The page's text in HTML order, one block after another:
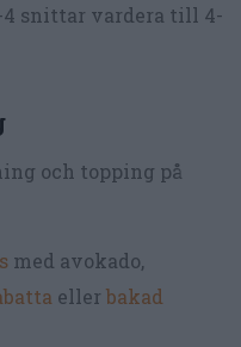
snittar vardera till 4-
och topping på
med avokado,
eller bakad